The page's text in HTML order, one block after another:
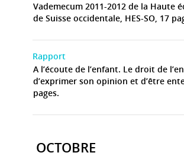
Vademecum 2011-2012 de la Haute
de Suisse occidentale, HES-SO, 17
Rapport
A l’écoute de l’enfant. Le droit de
d’exprimer son opinion et d’être
pages.
OCTOBRE